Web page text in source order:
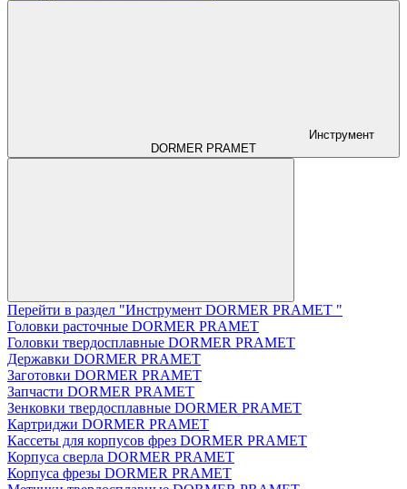
Инструмент
DORMER PRAMET
Перейти в раздел "Инструмент DORMER PRAMET "
Головки расточные DORMER PRAMET
Головки твердосплавные DORMER PRAMET
Державки DORMER PRAMET
Заготовки DORMER PRAMET
Запчасти DORMER PRAMET
Зенковки твердосплавные DORMER PRAMET
Картриджи DORMER PRAMET
Кассеты для корпусов фрез DORMER PRAMET
Корпуса сверла DORMER PRAMET
Корпуса фрезы DORMER PRAMET